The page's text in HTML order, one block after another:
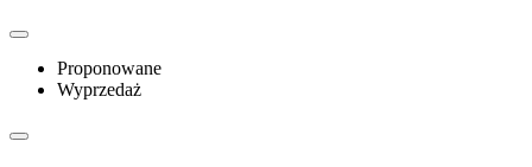
Proponowane
Wyprzedaż